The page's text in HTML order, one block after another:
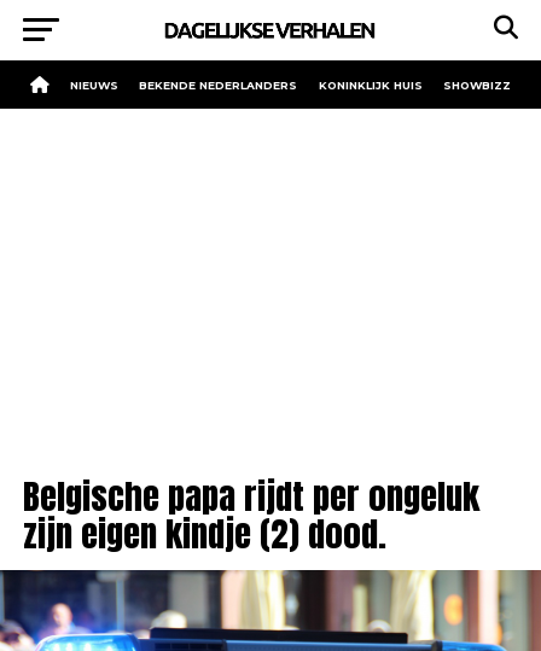
NIEUWS BEKENDE NEDERLANDERS KONINKLIJK HUIS SHOWBIZZ
Belgische papa rijdt per ongeluk
zijn eigen kindje (2) dood.